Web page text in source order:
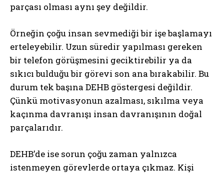
parçası olması aynı şey değildir.
Örneğin çoğu insan sevmediği bir işe başlamayı
erteleyebilir. Uzun süredir yapılması gereken
bir telefon görüşmesini geciktirebilir ya da
sıkıcı bulduğu bir görevi son ana bırakabilir. Bu
durum tek başına DEHB göstergesi değildir.
Çünkü motivasyonun azalması, sıkılma veya
kaçınma davranışı insan davranışının doğal
parçalarıdır.
DEHB’de ise sorun çoğu zaman yalnızca
istenmeyen görevlerde ortaya çıkmaz. Kişi